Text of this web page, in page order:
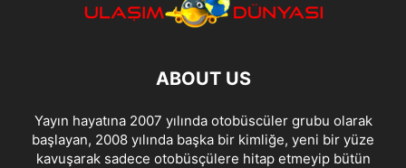
ABOUT US
Yayın hayatına 2007 yılında otobüscüler grubu olarak
başlayan, 2008 yılında başka bir kimliğe, yeni bir yüze
kavuşarak sadece otobüsçülere hitap etmeyip bütün